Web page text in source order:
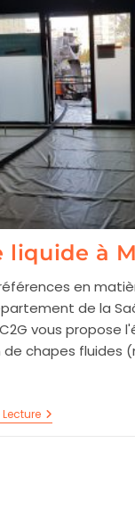
liquide à
en
de la
vous propose
de chapes fluides
Chape
Liquide